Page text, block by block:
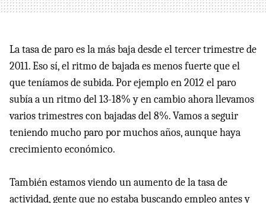
La tasa de paro es la más baja desde el tercer trimestre de
2011. Eso sí, el ritmo de bajada es menos fuerte que el
que teníamos de subida. Por ejemplo en 2012 el paro
subía a un ritmo del 13-18% y en cambio ahora llevamos
varios trimestres con bajadas del 8%. Vamos a seguir
teniendo mucho paro por muchos años, aunque haya
crecimiento económico.
También estamos viendo un aumento de la tasa de
actividad, gente que no estaba buscando empleo antes y